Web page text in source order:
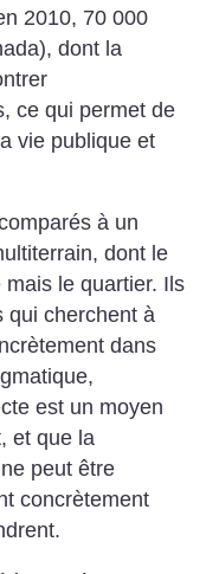
2010, 70 000
dont la
ce qui permet de
vie publique et
à un
dont le
mais le quartier. Ils
qui cherchent à
dans
est un moyen
et que la
peut être
concrètement